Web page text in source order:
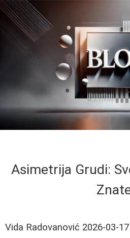
Asimetrija Grudi:
Vida Radovanović 2026-03-17